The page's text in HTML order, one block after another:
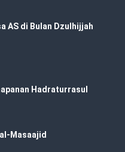
AS di Bulan Dzulhijjah
Hadraturrasul
Masaajid